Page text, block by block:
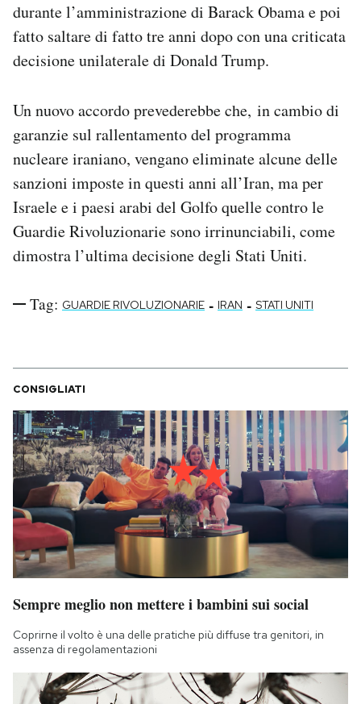
durante l’amministrazione di Barack Obama e poi
fatto saltare di fatto tre anni dopo con una criticata
decisione unilaterale di Donald Trump.
Un nuovo accordo prevederebbe che, in cambio di
garanzie sul rallentamento del programma
nucleare iraniano, vengano eliminate alcune delle
sanzioni imposte in questi anni all’Iran, ma per
Israele e i paesi arabi del Golfo quelle contro le
Guardie Rivoluzionarie sono irrinunciabili, come
dimostra l’ultima decisione degli Stati Uniti.
Tag: GUARDIE RIVOLUZIONARIE - IRAN - STATI UNITI
CONSIGLIATI
Sempre meglio non mettere i bambini sui social
Coprirne il volto è una delle pratiche più diffuse tra genitori, in
assenza di regolamentazioni